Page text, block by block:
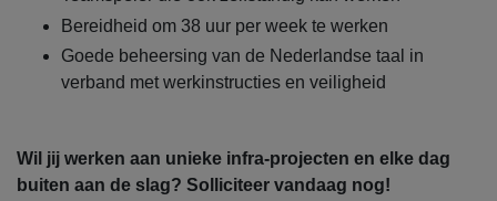
Bereidheid om 38 uur per week te werken
Goede beheersing van de Nederlandse taal in
verband met werkinstructies en veiligheid
Wil jij werken aan unieke infra-projecten en elke dag
buiten aan de slag? Solliciteer vandaag nog!